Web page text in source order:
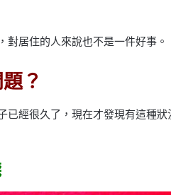
居住的人來說也不是一件好事。
？
已經很久了，現在才發現有這種狀